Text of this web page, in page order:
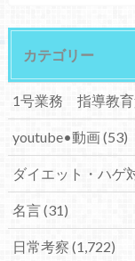
カテゴリー
1号業務 指導教
youtube•動画(53)
ダイエット・ハゲ
名言(31)
日常考察 (1,722)